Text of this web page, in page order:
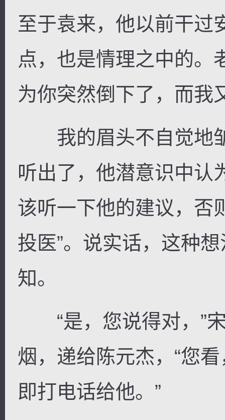
至于袁来，他以前干过
点，也是情理之中的。
为你突然倒下了，而
我的眉头不自觉地
听出了，他潜意识中认
该听一下他的建议，否
投医”。说实话，这种
知。
“是，您说得对，”宋
烟，递给陈元杰，“您
即打电话给他。”